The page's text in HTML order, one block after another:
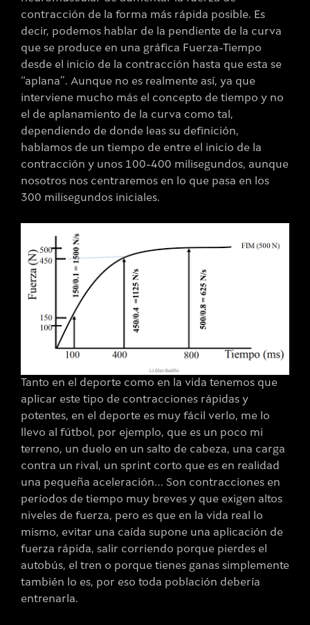
contracción de la forma más rápida posible. Es
decir, podemos hablar de la pendiente de la curva
que se produce en una gráfica Fuerza-Tiempo
desde el inicio de la contracción hasta que esta se
“aplana”. Aunque no es realmente así, ya que
interviene mucho más el concepto de tiempo y no
el de aplanamiento de la curva como tal,
dependiendo de donde leas su definición,
hablamos de un tiempo de entre el inicio de la
contracción y unos 100-400 milisegundos, aunque
nosotros nos centraremos en lo que pasa en los
300 milisegundos iniciales.
Tanto en el deporte como en la vida tenemos que
aplicar este tipo de contracciones rápidas y
potentes, en el deporte es muy fácil verlo, me lo
llevo al fútbol, por ejemplo, que es un poco mi
terreno, un duelo en un salto de cabeza, una carga
contra un rival, un sprint corto que es en realidad
una pequeña aceleración… Son contracciones en
períodos de tiempo muy breves y que exigen altos
niveles de fuerza, pero es que en la vida real lo
mismo, evitar una caída supone una aplicación de
fuerza rápida, salir corriendo porque pierdes el
autobús, el tren o porque tienes ganas simplemente
también lo es, por eso toda población debería
entrenarla.